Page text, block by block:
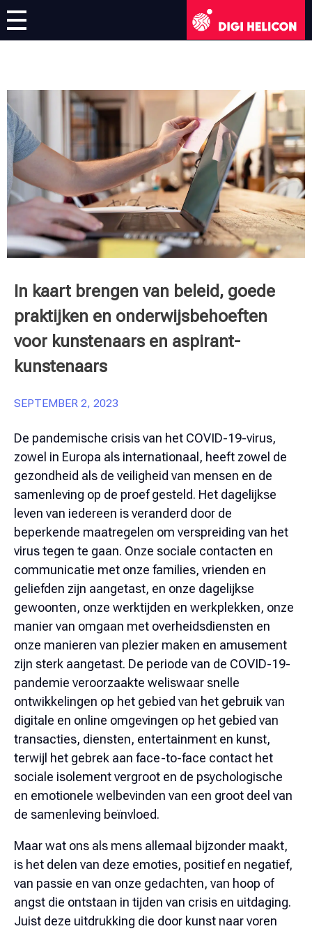
Resultaten
News
Artikelen
Contact
Cursussen
Nederlands
English
Deutsch
Français
Italiano
Ελληνικά
In kaart brengen van beleid, goede
praktijken en onderwijsbehoeften
voor kunstenaars en aspirant-
kunstenaars
SEPTEMBER 2, 2023
De pandemische crisis van het COVID-19-virus,
zowel in Europa als internationaal, heeft zowel de
gezondheid als de veiligheid van mensen en de
samenleving op de proef gesteld. Het dagelijkse
leven van iedereen is veranderd door de
beperkende maatregelen om verspreiding van het
virus tegen te gaan. Onze sociale contacten en
communicatie met onze families, vrienden en
geliefden zijn aangetast, en onze dagelijkse
gewoonten, onze werktijden en werkplekken, onze
manier van omgaan met overheidsdiensten en
onze manieren van plezier maken en amusement
zijn sterk aangetast. De periode van de COVID-19-
pandemie veroorzaakte weliswaar snelle
ontwikkelingen op het gebied van het gebruik van
digitale en online omgevingen op het gebied van
transacties, diensten, entertainment en kunst,
terwijl het gebrek aan face-to-face contact het
sociale isolement vergroot en de psychologische
en emotionele welbevinden van een groot deel van
de samenleving beïnvloed.
Maar wat ons als mens allemaal bijzonder maakt,
is het delen van deze emoties, positief en negatief,
van passie en van onze gedachten, van hoop of
angst die ontstaan in tijden van crisis en uitdaging.
Juist deze uitdrukking die door kunst naar voren